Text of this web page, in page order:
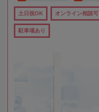
土日祝OK オンライン相談可
駐車場あり